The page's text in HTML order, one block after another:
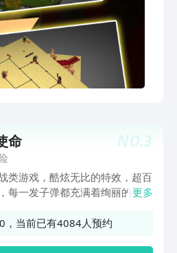
NO.3
命
类游戏，酷炫无比的特效，超百
每一发子弹都充满着绚丽的色
戏玩法】 开局一把枪，装备全
更多
，当前已有4084人预约